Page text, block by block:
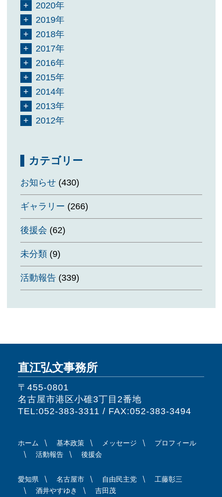
2020年
2019年
2018年
2017年
2016年
2015年
2014年
2013年
2012年
カテゴリー
お知らせ(430)
ギャラリー (266)
後援会 (62)
未分類(9)
活動報告(339)
直江弘文事務所
〒455-0801
名古屋市港区小碓3丁目2番地
TEL:052-383-3311 / FAX:052-383-3494
ホーム 基本政策 メッセージ
プロフィール
活動報告
後援会
愛知県 名古屋市 自由民主党
工藤彰三
酒井やすゆき
吉田茂